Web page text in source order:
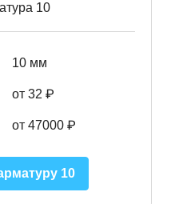
10
10 мм
от 32 ₽
от 47000 ₽
10